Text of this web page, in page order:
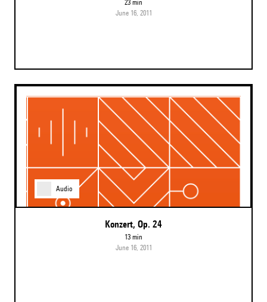
23 min
June 16, 2011
Audio
Konzert, Op. 24
13 min
June 16, 2011